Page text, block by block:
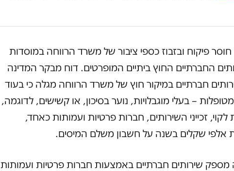
פיקוח ובזבוז כספי ציבור של משרד הרווחה במוסדות
החברתיים החוץ ביתיים המופרטים. דוח מבקר המדינה
חברתיים במיקור חוץ של משרד הרווחה מגלה כי בעוד
– בעלי מוגבלויות, נוער בסיכון, או קשישים, לדוגמה,
זכייני השירותים, חברות פרטיות ועמותות כאחד,
אלפי שקלים בשנה על חשבון משלם המיסים.
שירותים חברתיים באמצעות חברות פרטיות ועמותות